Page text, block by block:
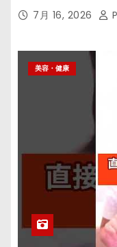
7月 16, 2026
美容・健康